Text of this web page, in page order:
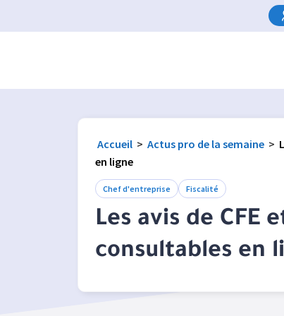
Accueil > Actus pro de la semaine >
en ligne
Chef d'entreprise Fiscalité
Les avis de CFE
consultables en